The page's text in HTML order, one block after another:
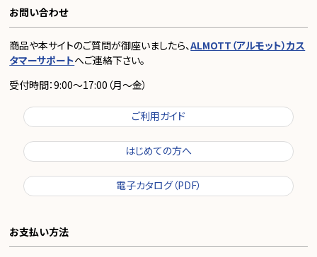
お問い合わせ
商品や本サイトのご質問が御座いましたら、ALMOTT（アルモット）カス
タマーサポートへご連絡下さい。
受付時間：9:00～17:00（月～金）
ご利用ガイド
はじめての方へ
電子カタログ（PDF）
お支払い方法